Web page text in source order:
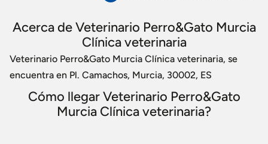
Acerca de Veterinario Perro&Gato Murcia
Clínica veterinaria
Veterinario Perro&Gato Murcia Clínica veterinaria, se
encuentra en Pl. Camachos, Murcia, 30002, ES
Cómo llegar Veterinario Perro&Gato
Murcia Clínica veterinaria?